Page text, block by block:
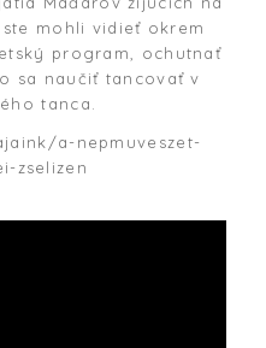
mohli vidieť okrem
program, ochutnať
sa naučiť tancovať v
tanca.
a-nepmuveszet-
zselizen